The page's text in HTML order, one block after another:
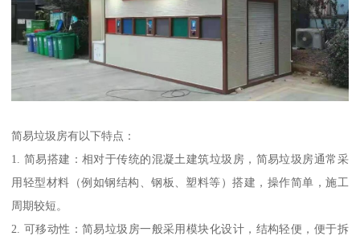
简易垃圾房有以下特点：
1. 简易搭建：相对于传统的混凝土建筑垃圾房，简易垃圾房通常采
用轻型材料（例如钢结构、钢板、塑料等）搭建，操作简单，施工
周期较短。
2. 可移动性：简易垃圾房一般采用模块化设计，结构轻便，便于拆